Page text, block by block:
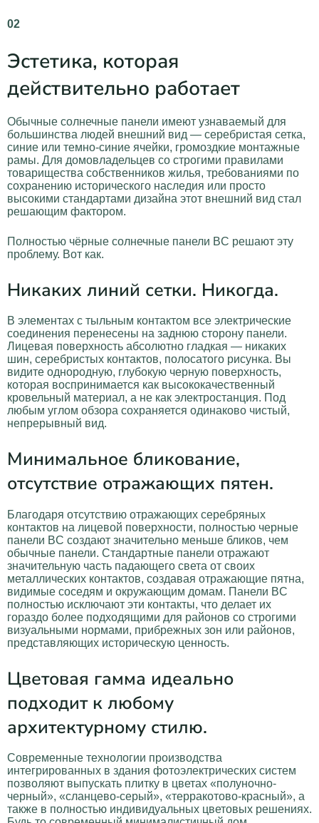
02
Эстетика, которая
действительно работает
Обычные солнечные панели имеют узнаваемый для
большинства людей внешний вид — серебристая сетка,
синие или темно-синие ячейки, громоздкие монтажные
рамы. Для домовладельцев со строгими правилами
товарищества собственников жилья, требованиями по
сохранению исторического наследия или просто
высокими стандартами дизайна этот внешний вид стал
решающим фактором.
Полностью чёрные солнечные панели BC решают эту
проблему. Вот как.
Никаких линий сетки. Никогда.
В элементах с тыльным контактом все электрические
соединения перенесены на заднюю сторону панели.
Лицевая поверхность абсолютно гладкая — никаких
шин, серебристых контактов, полосатого рисунка. Вы
видите однородную, глубокую черную поверхность,
которая воспринимается как высококачественный
кровельный материал, а не как электростанция. Под
любым углом обзора сохраняется одинаково чистый,
непрерывный вид.
Минимальное бликование,
отсутствие отражающих пятен.
Благодаря отсутствию отражающих серебряных
контактов на лицевой поверхности, полностью черные
панели BC создают значительно меньше бликов, чем
обычные панели. Стандартные панели отражают
значительную часть падающего света от своих
металлических контактов, создавая отражающие пятна,
видимые соседям и окружающим домам. Панели BC
полностью исключают эти контакты, что делает их
гораздо более подходящими для районов со строгими
визуальными нормами, прибрежных зон или районов,
представляющих историческую ценность.
Цветовая гамма идеально
подходит к любому
архитектурному стилю.
Современные технологии производства
интегрированных в здания фотоэлектрических систем
позволяют выпускать плитку в цветах «полуночно-
черный», «сланцево-серый», «терракотово-красный», а
также в полностью индивидуальных цветовых решениях.